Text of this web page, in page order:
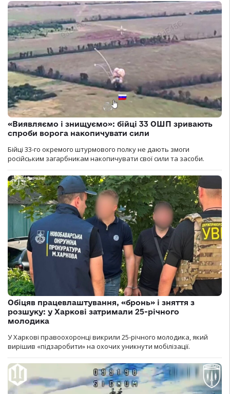
«Виявляємо і знищуємо»: бійці 33 ОШП зривають
спроби ворога накопичувати сили
Бійці 33-го окремого штурмового полку не дають змоги
російським загарбникам накопичувати свої сили та засоби.
Обіцяв працевлаштування, «бронь» і зняття з
розшуку: у Харкові затримали 25-річного
молодика
У Харкові правоохоронці викрили 25-річного молодика, який
вирішив «підзаробити» на охочих уникнути мобілізації.